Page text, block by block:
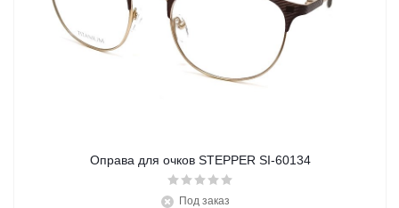
Оправа для очков STEPPER SI-60134
Под заказ